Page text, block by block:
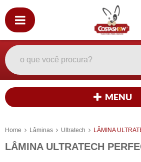
MENU
Home Lâminas Ultratech LÂMINA
LÂMINA ULTRATECH